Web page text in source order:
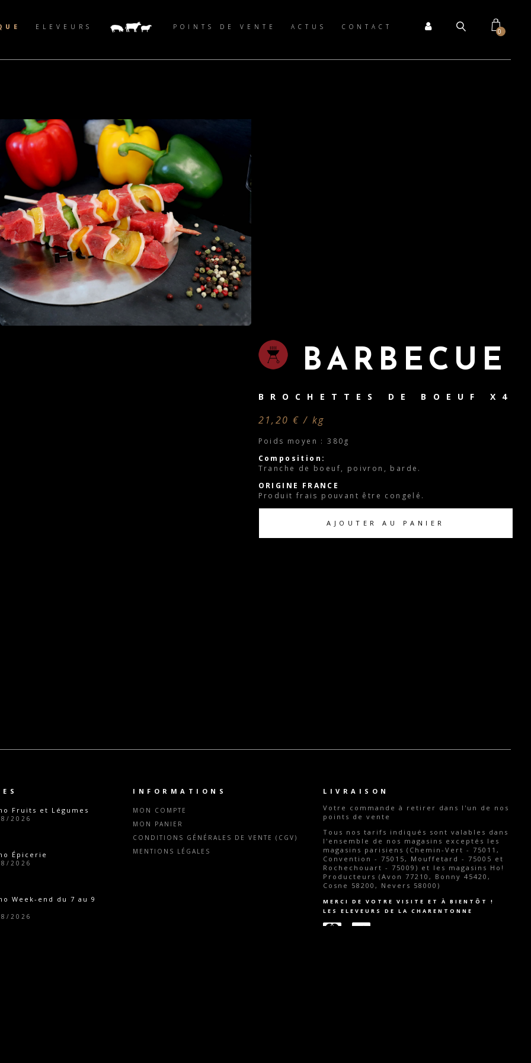
ELEVEURS POINTS DE VENTE ACTUS CONTACT
0
BARBECUE
BROCHETTES DE BOEUF X4
21,20 € / kg
Poids moyen : 380g
Composition:
Tranche de boeuf, poivron, barde.
ORIGINE FRANCE
Produit frais pouvant être congelé.
AJOUTER AU PANIER
Fruits et Légumes
2026
Épicerie
2026
Week-end du 7 au 9
2026
INFORMATIONS
MON COMPTE
MON PANIER
CONDITIONS GÉNÉRALES DE VENTE (CGV)
MENTIONS LÉGALES
LIVRAISON
Votre commande à retirer dans l'un de nos
points de vente
Tous nos tarifs indiqués sont valables dans
l'ensemble de nos magasins exceptés les
magasins parisiens (Chemin-Vert - 75011,
Convention - 75015, Mouffetard - 75005 et
Rochechouart - 75009) et les magasins Ho!
Producteurs (Avon 77210, Bonny 45420,
Cosne 58200, Nevers 58000)
MERCI DE VOTRE VISITE ET À BIENTÔT !
LES ELEVEURS DE LA CHARENTONNE